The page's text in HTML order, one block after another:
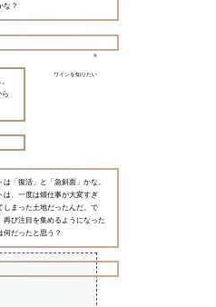
な？
ワインを知りたい
ら
「復活」と「急斜面」かな。
は、一度は畑仕事が大変すぎ
しまった土地だったんだ。で
再び注目を集めるようになった
何だったと思う？